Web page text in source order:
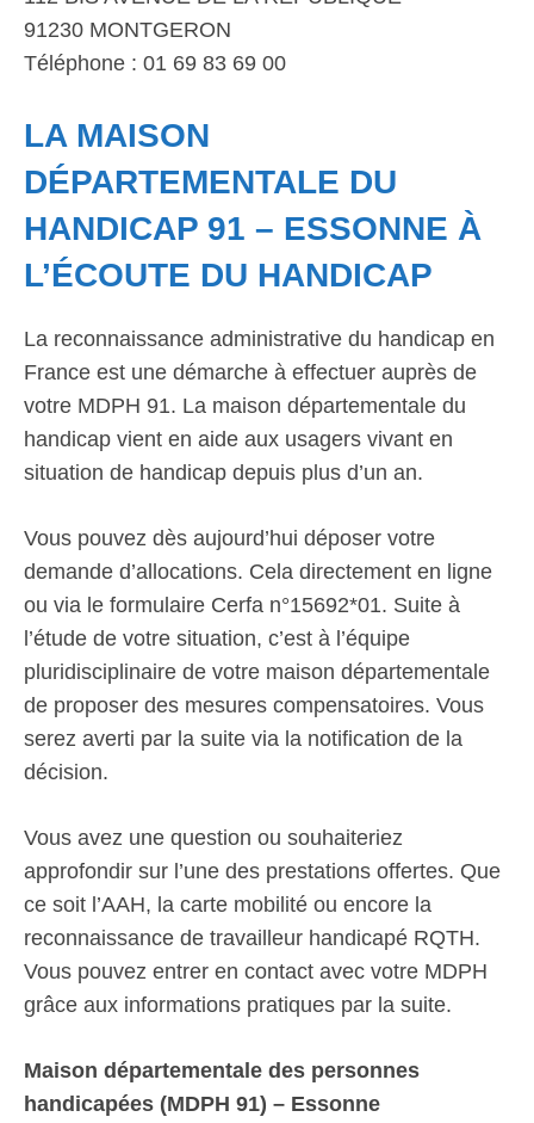
91230 MONTGERON
Téléphone : 01 69 83 69 00
LA MAISON
DÉPARTEMENTALE DU
HANDICAP 91 – ESSONNE À
L’ÉCOUTE DU HANDICAP
La reconnaissance administrative du handicap en
France est une démarche à effectuer auprès de
votre MDPH 91. La maison départementale du
handicap vient en aide aux usagers vivant en
situation de handicap depuis plus d’un an.
Vous pouvez dès aujourd’hui déposer votre
demande d’allocations. Cela directement en ligne
ou via le formulaire Cerfa n°15692*01. Suite à
l’étude de votre situation, c’est à l’équipe
pluridisciplinaire de votre maison départementale
de proposer des mesures compensatoires. Vous
serez averti par la suite via la notification de la
décision.
Vous avez une question ou souhaiteriez
approfondir sur l’une des prestations offertes. Que
ce soit l’AAH, la carte mobilité ou encore la
reconnaissance de travailleur handicapé RQTH.
Vous pouvez entrer en contact avec votre MDPH
grâce aux informations pratiques par la suite.
Maison départementale des personnes
handicapées (MDPH 91) – Essonne